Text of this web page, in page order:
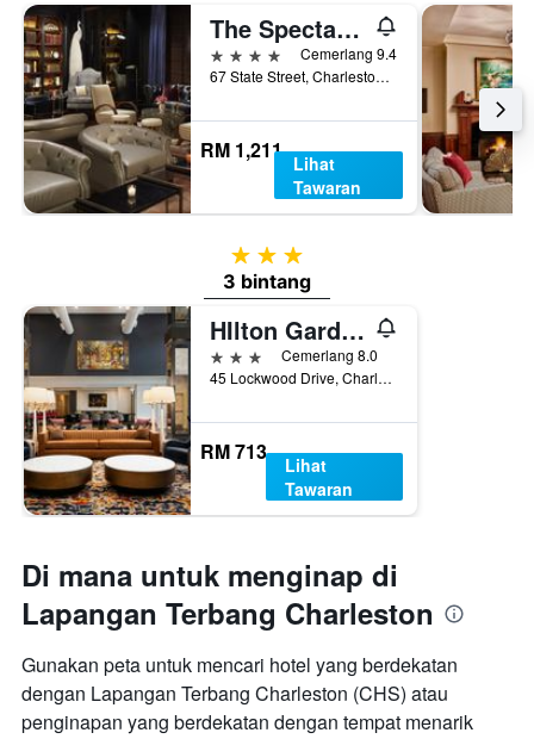
The Spectator Hotel
4 bintang
Cemerlang 9.4
67 State Street, Charleston, SC, Amerika Syarikat
RM 1,211
Lihat
Tawaran
3 bintang
3 bintang
HIlton Garden Inn Charleston Waterfront/Downtown
3 bintangCemerlang 8.0
45 Lockwood Drive, Charleston, SC, Amerika Syarikat
RM 713
Lihat
Tawaran
Di mana untuk menginap di
Lapangan Terbang Charleston
Gunakan peta untuk mencari hotel yang berdekatan
dengan Lapangan Terbang Charleston (CHS) atau
penginapan yang berdekatan dengan tempat menarik